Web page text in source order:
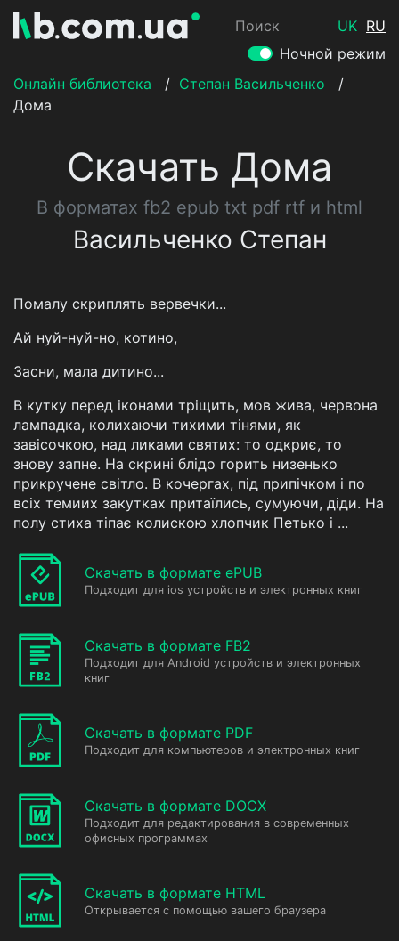
Поиск UK RU
Ночной режим
Онлайн библиотека
/ Степан Васильченко
/
Дома
Скачать Дома
В форматах fb2 epub txt pdf rtf и html
Васильченко Степан
Помалу скриплять вервечки...
Ай нуй-нуй-но, котино,
Засни, мала дитино...
В кутку перед іконами тріщить, мов жива, червона
лампадка, колихаючи тихими тінями, як
завісочкою, над ликами святих: то одкриє, то
знову запне. На скрині блідо горить низенько
прикручене світло. В кочергах, під припічком і по
всіх темиих закутках притаїлись, сумуючи, діди. На
полу стиха тіпає колискою хлопчик Петько і ...
Скачать в формате ePUB
Подходит для ios устройств и электронных книг
Скачать в формате FB2
Подходит для Android устройств и электронных
книг
Скачать в формате PDF
Подходит для компьютеров и электронных книг
Скачать в формате DOCX
Подходит для редактирования в современных
офисных программах
Скачать в формате HTML
Открывается с помощью вашего браузера